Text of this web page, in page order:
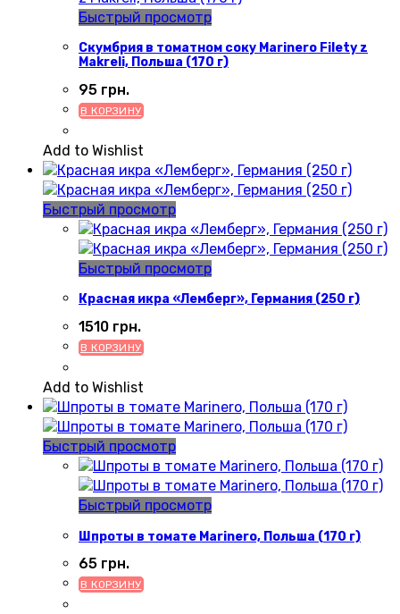
Быстрый просмотр
Скумбрия в томатном соку Marinero Filety z
Makreli, Польша (170 г)
95 грн.
В КОРЗИНУ
Add to Wishlist
Быстрый просмотр
Быстрый просмотр
Красная икра «Лемберг», Германия (250 г)
1510 грн.
В КОРЗИНУ
Add to Wishlist
Быстрый просмотр
Быстрый просмотр
Шпроты в томате Marinero, Польша (170 г)
65 грн.
В КОРЗИНУ